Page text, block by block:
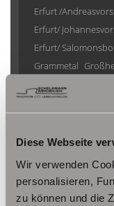
Diese Webseite
Wir verwenden
personalisieren,
zu können und die
Erfurt /
Erfurt/
Erfurt/
Grammetal
Herbsleben
Kutzleben /
Ohrdruf
Tonna /
Unstrut- Hainich /